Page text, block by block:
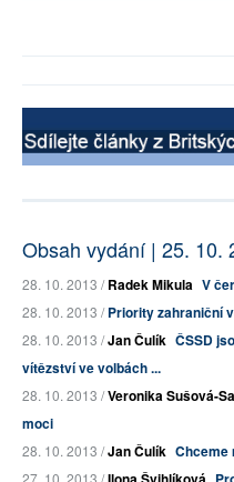
Obsah vydání | 25. 10.
28. 10. 2013 /Radek Mikula V
28. 10. 2013 /Priority zahraniční
28. 10. 2013 /Jan Čulík ČSSD
vítězství ve volbách ...
28. 10. 2013 /Veronika Sušová-
moci
28. 10. 2013 /Jan Čulík Chceme